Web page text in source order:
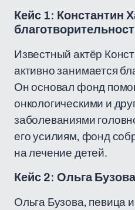
Кейс 1: Константин
Известный актёр
активно занимается
Он основал фонд
онкологическими и
заболеваниями
его усилиям, фонд
на лечение детей.
Кейс 2: Ольга
Ольга Бузова, певица